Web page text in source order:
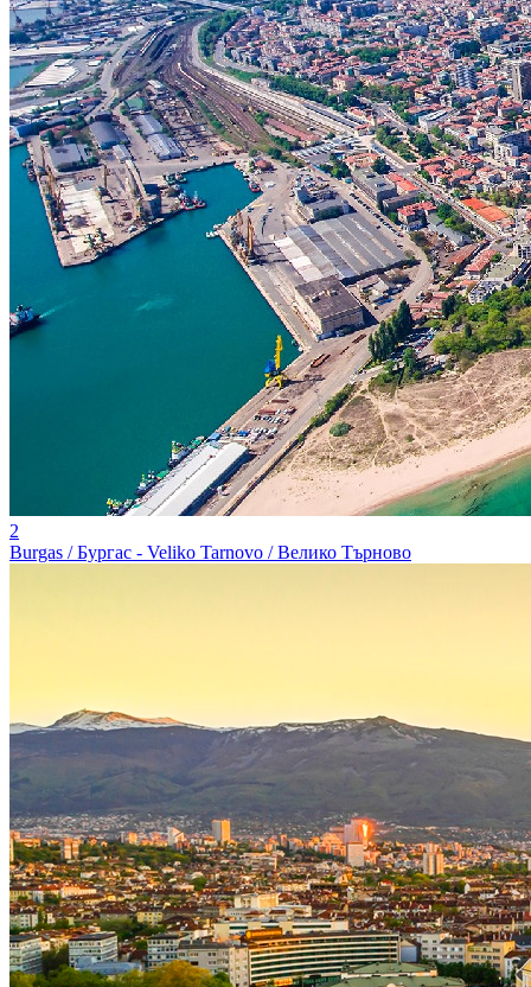
2
Burgas / Бургас - Veliko Tarnovo / Велико Търново